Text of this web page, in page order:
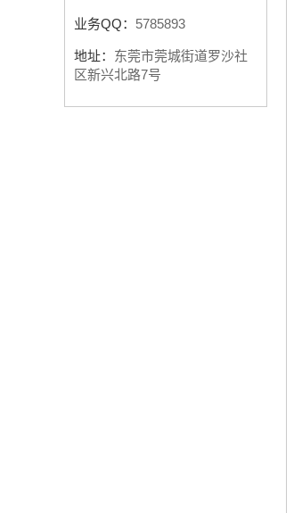
业务QQ： 5785893
地址： 东莞市莞城街道罗沙社
区新兴北路7号